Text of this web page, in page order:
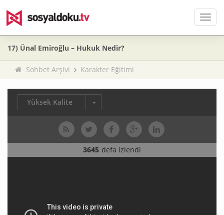
Menü
17) Ünal Emiroğlu – Hukuk Nedir?
Sohbet Arşivi Karakter Eğitimi
Yüksek Kalite
3645 defa izlendi